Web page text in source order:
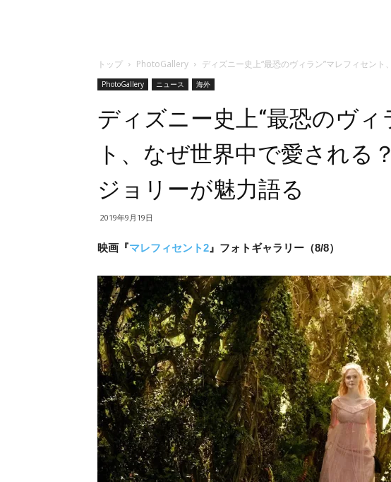
トップ PhotoGallery ディズニー史上“最恐のヴィラン”マレフィセン
PhotoGallery ニュース 海外
ディズニー史上“最恐のヴィ
ト、なぜ世界中で愛される
ジョリーが魅力語る
2019年9月19日
映画『マレフィセント2 』フォトギャラリー（8/8）